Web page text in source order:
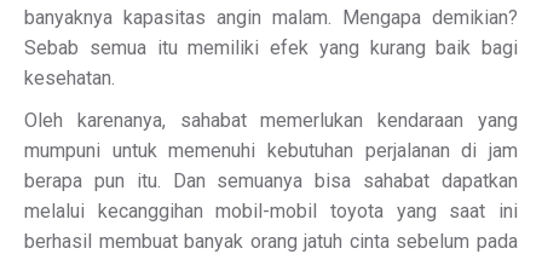
banyaknya kapasitas angin malam. Mengapa demikian?
Sebab semua itu memiliki efek yang kurang baik bagi
kesehatan.
Oleh karenanya, sahabat memerlukan kendaraan yang
mumpuni untuk memenuhi kebutuhan perjalanan di jam
berapa pun itu. Dan semuanya bisa sahabat dapatkan
melalui kecanggihan mobil-mobil toyota yang saat ini
berhasil membuat banyak orang jatuh cinta sebelum pada